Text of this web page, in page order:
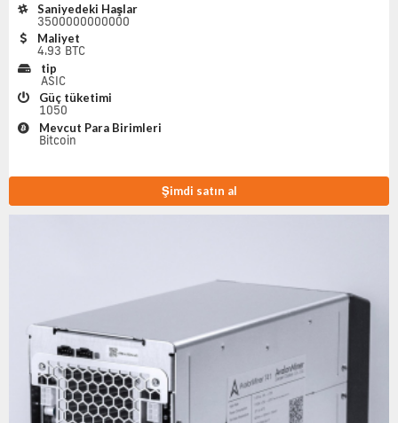
Saniyedeki Haşlar
3500000000000
Maliyet
4.93 BTC
tip
ASIC
Güç tüketimi
1050
Mevcut Para Birimleri
Bitcoin
Şimdi satın al